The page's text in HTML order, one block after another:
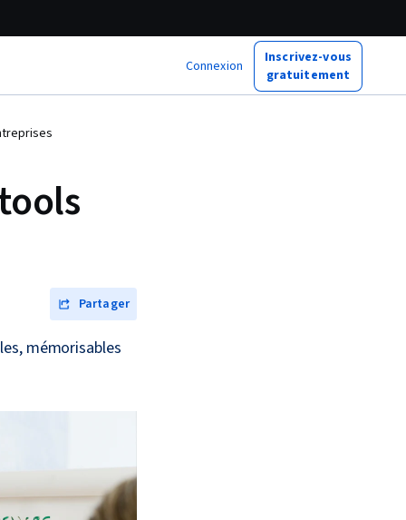
Connexion
Inscrivez-vous
gratuitement
Partager
mémorisables